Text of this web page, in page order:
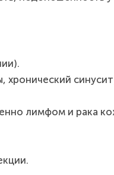
хронический
лимфом и рака